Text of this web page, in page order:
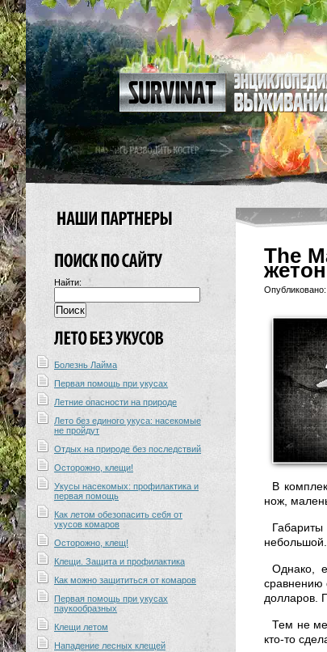
Найти:
Болезнь Лайма
Первая помощь при укусах
Летние опасности на природе
Лето без единого укуса: насекомые
не пройдут
Отдых на природе без последствий
Осторожно, клещи!
Укусы насекомых: профилактика и
первая помощь
Как летом обезопасить себя от
укусов комаров
Осторожно, клещ!
Клещи. Защита и профилактика
Как можно защититься от комаров
Первая помощь при укусах
паукообразных
Клещи летом
Нападение лесных клещей
The
жетон
Опубликовано:
В
нож,
небольшой.
Однако,
сравнению
долларов.
Тем не
кто-то